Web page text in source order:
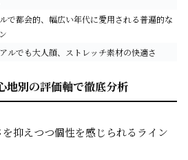
で都会的、幅広い年代に愛用される普遍的な
ルでも大人顔、ストレッチ素材の快適さ
地別の評価軸で徹底分析
を抑えつつ個性を感じられるライン